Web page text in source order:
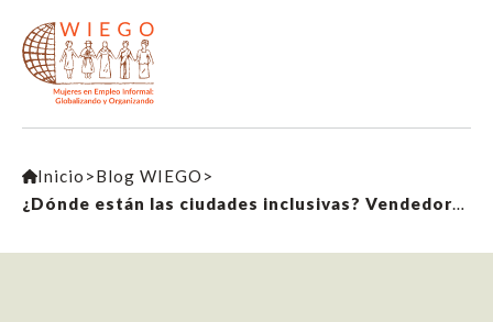
Inicio >Blog WIEGO >
¿Dónde están las ciudades inclusivas? Vendedores y vendedoras ambulantes en todo el mundo se enfrentan a hostilidades crecientes